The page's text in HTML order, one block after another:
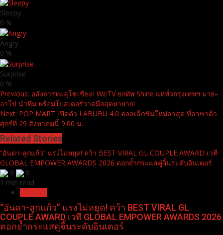
Sleepy
0 %
Angry
0 %
Surprise
0 %
Continue
Reading
Previous: อลังการทะลุโซเชียล! WeTV ยกทัพ Shine แห่ทั่วกรุงเทพฯ มาย–
อาโป นำทีม พร้อมโปสเตอร์วาดมือสุดหายาก!
Next: POP MART เปิดตัว LABUBU 4.0 คอลเล็กชันใหม่ล่าสุด ที่ลาซาด้า
ศุกร์ที่ 29 สิงหาคมนี้ 9.00 น.
Related Stories
“อันดา-ลูกแก้ว” แรงไม่หยุด! คว้า BEST VIRAL GL COUPLE AWARD เวที
GLOBAL EMPOWER AWARDS 2026 ตอกย้ำกระแสคู่จิ้นระดับอินเตอร์
0
0
1 min read
“อันดา-ลูกแก้ว” แรงไม่หยุด! คว้า BEST VIRAL GL
COUPLE AWARD เวที GLOBAL EMPOWER AWARDS 2026
ตอกย้ำกระแสคู่จิ้นระดับอินเตอร์